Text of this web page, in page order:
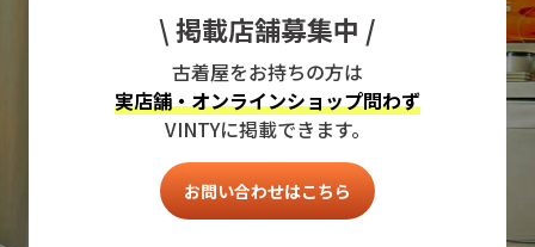
\ 掲載店舗募集中 /
古着屋をお持ちの方は
実店舗・オンラインショップ問わず
VINTYに掲載できます。
お問い合わせはこちら